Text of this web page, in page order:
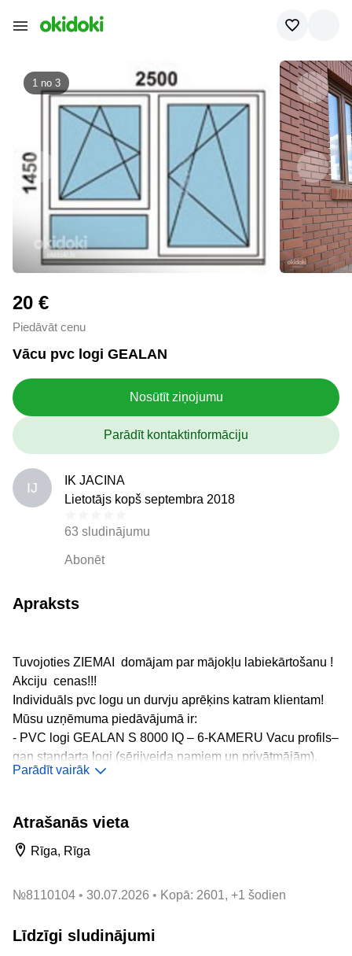
1 no 3
20 €
Piedāvāt cenu
Vācu pvc logi GEALAN
Nosūtīt ziņojumu
Parādīt kontaktinformāciju
IJ
IK JACINA
Lietotājs kopš septembra 2018
63 sludinājumu
Abonēt
Apraksts
Tuvojoties ZIEMAI domājam par mājokļu labiekārtošanu !
Akciju cenas!!!
Individuāls pvc logu un durvju aprēķins katram klientam!
Mūsu uzņēmuma piedāvājumā ir:
- PVC logi GEALAN S 8000 IQ – 6-KAMERU Vacu profils–
gan standarta logi (sērijveida namiem un privātmājām),
gan arī nestandarta izmēru un formu logiem!
- lodžiju iestiklošana
Mūsu ražotie logi nodrošinās:
- Siltumizolāciju (zemus siltuma zudumus)
- Stabilitāti,
- Drošību
- Vieglu lietojamību
Parādīt vairāk
Atrašanās vieta
Rīga, Rīga
№8110104 30.07.2026 Kopā: 2601, +1 šodien
Līdzīgi sludinājumi